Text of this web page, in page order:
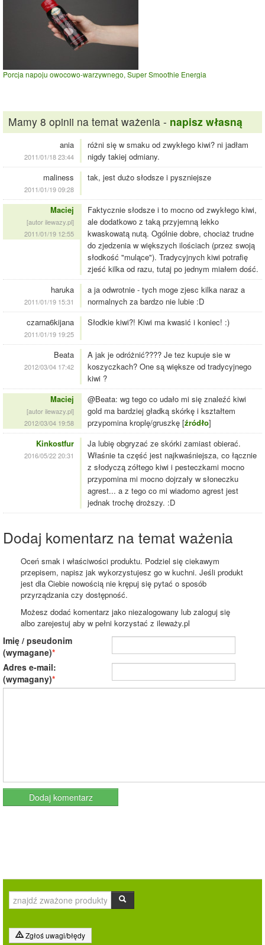
Porcja napoju owocowo-warzywnego, Super Smoothie Energia
Mamy 8 opinii na temat ważenia - napisz własną
ania
2011/01/18 23:44
różni się w smaku od zwykłego kiwi? ni jadłam
nigdy takiej odmiany.
maliness
2011/01/19 09:28
tak, jest dużo słodsze i pyszniejsze
Maciej
[autor ilewazy.pl]
2011/01/19 12:55
Faktycznie słodsze i to mocno od zwykłego kiwi,
ale dodatkowo z taką przyjemną lekko
kwaskowatą nutą. Ogólnie dobre, chociaż trudne
do zjedzenia w większych ilościach (przez swoją
słodkość "mulące"). Tradycyjnych kiwi potrafię
zjeść kilka od razu, tutaj po jednym miałem dość.
haruka
2011/01/19 15:31
a ja odwrotnie - tych moge zjesc kilka naraz a
normalnych za bardzo nie lubie :D
czarna6kijana
2011/01/19 19:25
Słodkie kiwi?! Kiwi ma kwasić i koniec! :)
Beata
2012/03/04 17:42
A jak je odróżnić???? Je tez kupuje sie w
koszyczkach? One są większe od tradycyjnego
kiwi ?
Maciej
[autor ilewazy.pl]
2012/03/04 19:58
@Beata: wg tego co udało mi się znaleźć kiwi
gold ma bardziej gładką skórkę i kształtem
przypomina kroplę/gruszkę [źródło]
Kinkostfur
2016/05/22 20:31
Ja lubię obgryzać ze skórki zamiast obierać.
Właśnie ta część jest najkwaśniejsza, co łącznie
z słodyczą zółtego kiwi i pesteczkami mocno
przypomina mi mocno dojrzały w słoneczku
agrest... a z tego co mi wiadomo agrest jest
jednak trochę droższy. :D
Dodaj komentarz na temat ważenia
Oceń smak i właściwości produktu. Podziel się ciekawym
przepisem, napisz jak wykorzystujesz go w kuchni. Jeśli produkt
jest dla Ciebie nowością nie krępuj się pytać o sposób
przyrządzania czy dostępność.
Możesz dodać komentarz jako niezalogowany lub zaloguj się
albo zarejestuj aby w pełni korzystać z ileważy.pl
Imię / pseudonim
(wymagane)
Adres e-mail:
(wymagany)
Zgłoś uwagi/błędy